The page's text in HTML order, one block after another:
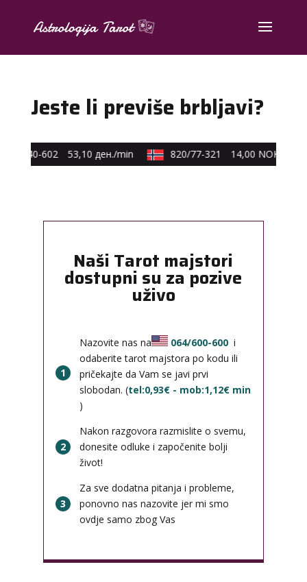
Jeste li previše brbljavi?
40-602 53,10 ден./min 820/77-321 14,00 NOK/min
Naši Tarot majstori
dostupni su za pozive
uživo
1
Nazovite nas na 064/600-600 i
odaberite tarot majstora po kodu ili
pričekajte da Vam se javi prvi
slobodan. (tel:0,93€ - mob:1,12€ min
)
2
Nakon razgovora razmislite o svemu,
donesite odluke i započenite bolji
život!
3
Za sve dodatna pitanja i probleme,
ponovno nas nazovite jer mi smo
ovdje samo zbog Vas